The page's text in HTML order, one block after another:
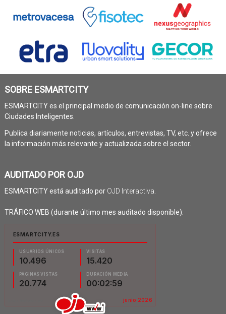
SOBRE ESMARTCITY
ESMARTCITY es el principal medio de comunicación on-line sobre
Ciudades Inteligentes.
Publica diariamente noticias, artículos, entrevistas, TV, etc. y ofrece
la información más relevante y actualizada sobre el sector.
AUDITADO POR OJD
ESMARTCITY está auditado por OJD Interactiva
TRÁFICO WEB (durante último mes auditado disponible):